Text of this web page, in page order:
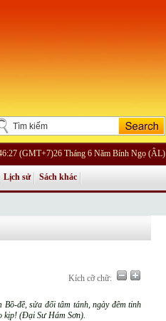
(GMT+7)26 Tháng 6 Năm Bính Ngọ (ÂL)
Lịch sử Sách khác
Kích cỡ chữ:
đề, sửa đổi tâm tánh, ngày đêm tinh
kịp! (Đại Sư Hám Sơn).